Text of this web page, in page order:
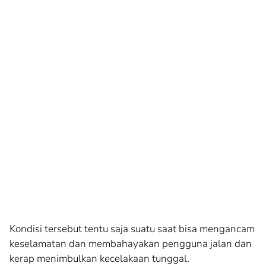
Kondisi tersebut tentu saja suatu saat bisa mengancam
keselamatan dan membahayakan pengguna jalan dan
kerap menimbulkan kecelakaan tunggal.